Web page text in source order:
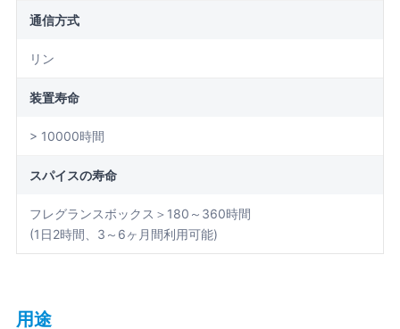
通信方式
リン
装置寿命
> 10000時間
スパイスの寿命
フレグランスボックス＞180～360時間
(1日2時間、3～6ヶ月間利用可能)
用途